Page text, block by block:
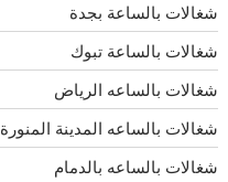
شغالات بالساعة بجدة
شغالات بالساعة تبوك
شغالات بالساعه الرياض
شغالات بالساعه المدينة المنورة
شغالات بالساعه بالدمام